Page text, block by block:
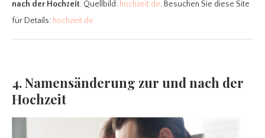
nach der Hochzeit. Quellbild: hochzeit.de. Besuchen Sie diese Site
für Details: hochzeit.de
4. Namensänderung zur und nach der
Hochzeit